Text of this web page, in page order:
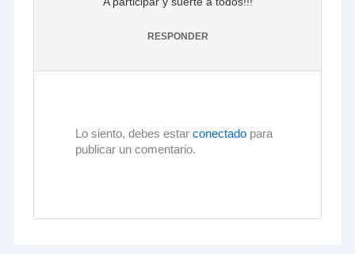
RESPONDER
Lo siento, debes estar conectadopara
publicar un comentario.